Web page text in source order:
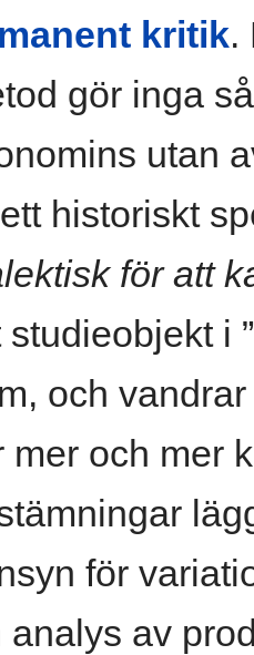
kritik.
gör inga
utan
historiskt
för att
studieobjekt i
och
mer och mer
för
analys av